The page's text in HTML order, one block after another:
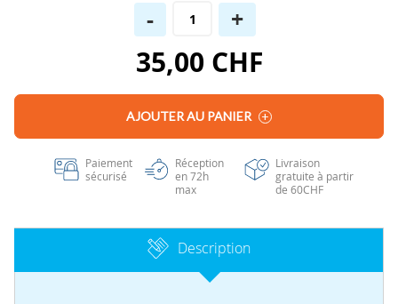
- +
35,00 CHF
AJOUTER AU PANIER
Paiement
sécurisé
Réception
en 72h
max
Livraison
gratuite à partir
de 60CHF
Description